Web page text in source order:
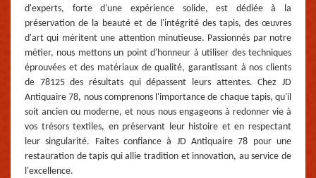
d'experts, forte d'une expérience solide, est dédiée à la
préservation de la beauté et de l'intégrité des tapis, des œuvres
d'art qui méritent une attention minutieuse. Passionnés par notre
métier, nous mettons un point d'honneur à utiliser des techniques
éprouvées et des matériaux de qualité, garantissant à nos clients
de 78125 des résultats qui dépassent leurs attentes. Chez JD
Antiquaire 78, nous comprenons l'importance de chaque tapis, qu'il
soit ancien ou moderne, et nous nous engageons à redonner vie à
vos trésors textiles, en préservant leur histoire et en respectant
leur singularité. Faites confiance à JD Antiquaire 78 pour une
restauration de tapis qui allie tradition et innovation, au service de
l'excellence.